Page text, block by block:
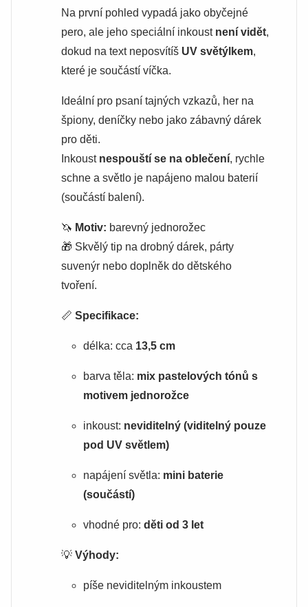
Na první pohled vypadá jako obyčejné
pero, ale jeho speciální inkoust není vidět,
dokud na text neposvítíš UV světýlkem,
které je součástí víčka.
Ideální pro psaní tajných vzkazů, her na
špiony, deníčky nebo jako zábavný dárek
pro děti.
Inkoust nespouští se na oblečení, rychle
schne a světlo je napájeno malou baterií
(součástí balení).
🦄 Motiv: barevný jednorožec
🎁 Skvělý tip na drobný dárek, párty
suvenýr nebo doplněk do dětského
tvoření.
📏 Specifikace:
délka: cca 13,5 cm
barva těla: mix pastelových tónů s
motivem jednorožce
inkoust: neviditelný (viditelný pouze
pod UV světlem)
napájení světla: mini baterie
(součástí)
vhodné pro: děti od 3 let
💡 Výhody:
píše neviditelným inkoustem